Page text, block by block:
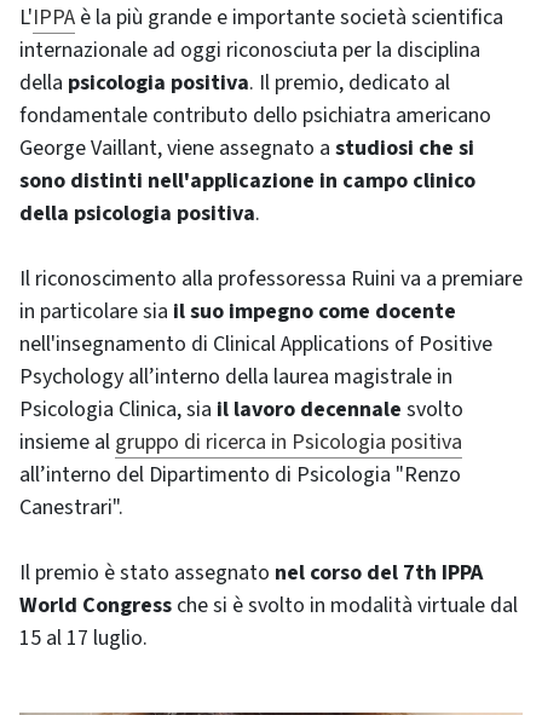
L'IPPA è la più grande e importante società scientifica
internazionale ad oggi riconosciuta per la disciplina
della psicologia positiva. Il premio, dedicato al
fondamentale contributo dello psichiatra americano
George Vaillant, viene assegnato a studiosi che si
sono distinti nell'applicazione in campo clinico
della psicologia positiva.
Il riconoscimento alla professoressa Ruini va a premiare
in particolare sia il suo impegno come docente
nell'insegnamento di Clinical Applications of Positive
Psychology all’interno della laurea magistrale in
Psicologia Clinica, sia il lavoro decennale svolto
insieme al gruppo di ricerca in Psicologia positiva
all’interno del Dipartimento di Psicologia "Renzo
Canestrari".
Il premio è stato assegnato nel corso del 7th IPPA
World Congress che si è svolto in modalità virtuale dal
15 al 17 luglio.